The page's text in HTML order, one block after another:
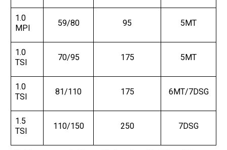
1.0
MPI
59/80 95 5MT
1.0
TSI
70/95 175 5MT
1.0
TSI
81/110 175 6MT/7DSG
1.5
TSI
110/150 250 7DSG